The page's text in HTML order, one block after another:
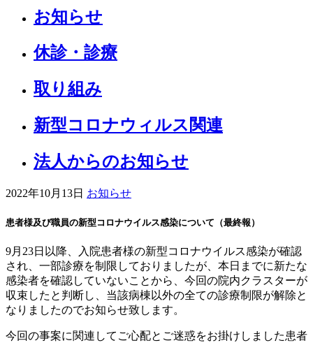
お知らせ
休診・診療
取り組み
新型コロナウィルス関連
法人からのお知らせ
2022年10月13日 お知らせ
患者様及び職員の新型コロナウイルス感染について（最終報）
9月23日以降、入院患者様の新型コロナウイルス感染が確認
され、一部診療を制限しておりましたが、本日までに新たな
感染者を確認していないことから、今回の院内クラスターが
収束したと判断し、当該病棟以外の全ての診療制限が解除と
なりましたのでお知らせ致します。
今回の事案に関連してご心配とご迷惑をお掛けしました患者